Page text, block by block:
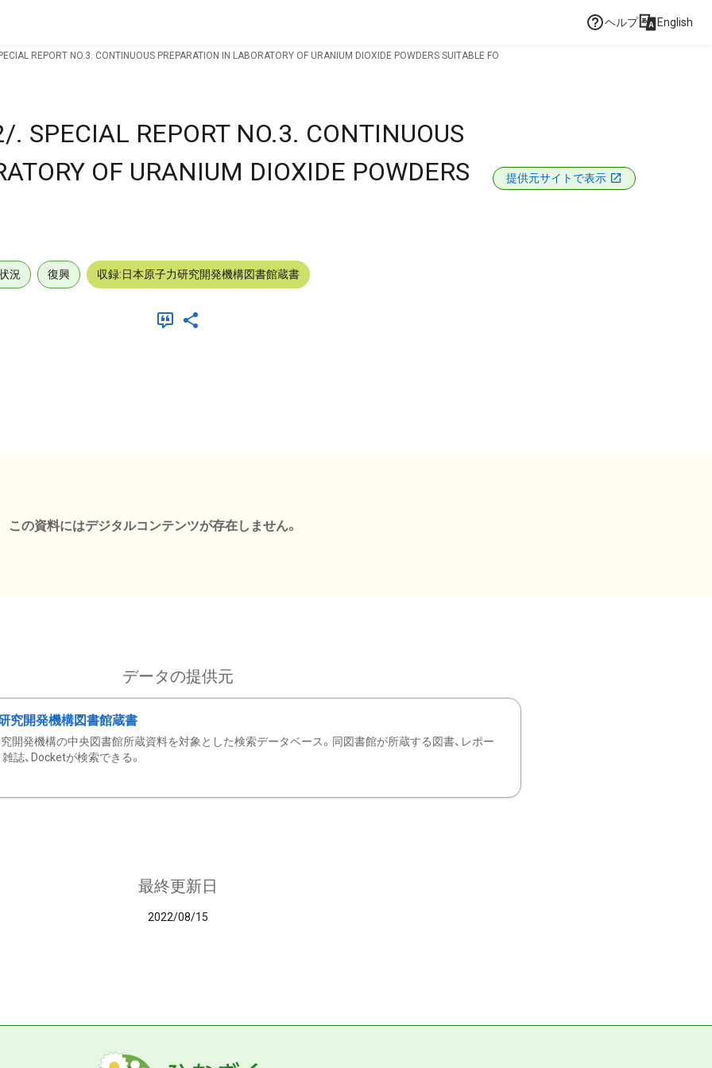
ヘルプ English
REPORT NO.3. CONTINUOUS PREPARATION IN LABORATORY OF URANIUM DIOXIDE POWDERS SUITABLE FO
SPECIAL REPORT NO.3. CONTINUOUS
OF URANIUM DIOXIDE POWDERS
提供元サイトで表示
況 復興 収録:日本原子力研究開発機構図書館蔵書
この資料にはデジタルコンテンツが存在しません。
データの提供元
究開発機構図書館蔵書
開発機構の中央図書館所蔵資料を対象とした検索データベース。同図書館が所蔵する図書、レポー
雑誌、Docketが検索できる。
最終更新日
2022/08/15